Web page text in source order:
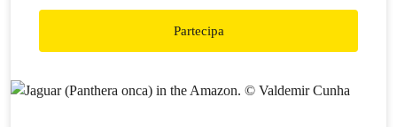
Partecipa